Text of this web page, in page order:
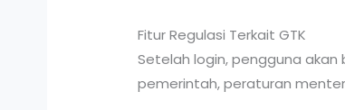
Fitur Regulasi Terkait GTK
Setelah login, pengguna
pemerintah, peraturan